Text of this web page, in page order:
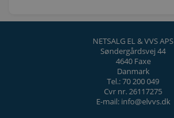
NETSALG EL & VVS APS
Søndergårdsvej 44
4640 Faxe
Danmark
Tel.: 70 200 049
Cvr nr. 26117275
E-mail: info@elvvs.dk